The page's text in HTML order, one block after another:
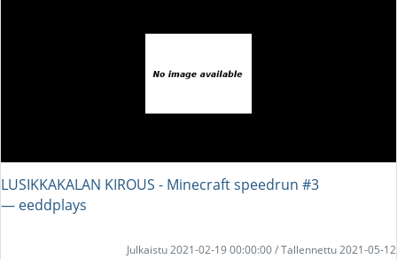
LUSIKKAKALAN KIROUS - Minecraft speedrun #3
― eeddplays
Julkaistu 2021-02-19 00:00:00 / Tallennettu 2021-05-12